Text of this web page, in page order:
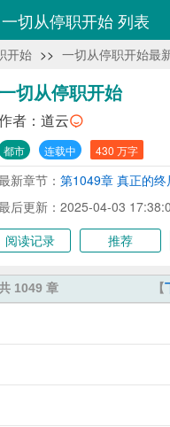
一切从停职开始 列表
开始 >> 一切从停职开始最
一切从停职开始
者： 道云
都市 连载中 430 万字
新章节： 第1049章 真正的终
后更新：2025-04-03
阅读记录 推荐
【
1049 章